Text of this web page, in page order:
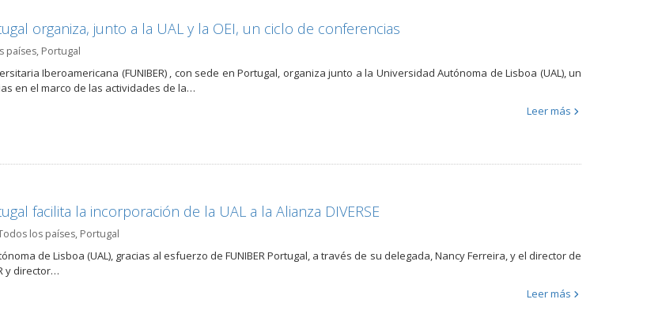
organiza, junto a la UAL y la OEI, un ciclo de conferencias
países, Portugal
Iberoamericana (FUNIBER) , con sede en Portugal, organiza junto a la Universidad Autónoma de Lisboa (UAL), un
en el marco de las actividades de la…
Leer más
facilita la incorporación de la UAL a la Alianza DIVERSE
los países, Portugal
de Lisboa (UAL), gracias al esfuerzo de FUNIBER Portugal, a través de su delegada, Nancy Ferreira, y el director de
y director…
Leer más